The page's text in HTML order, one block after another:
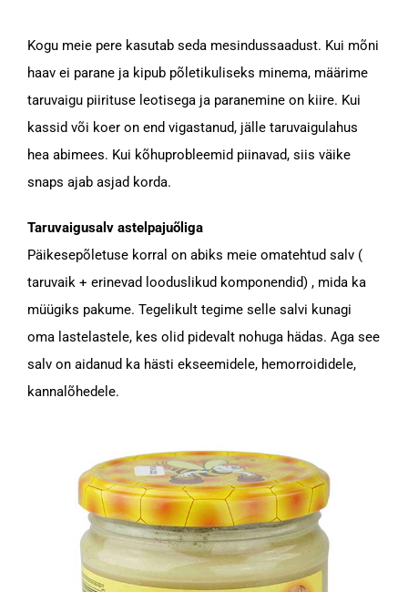
Kogu meie pere kasutab seda mesindussaadust. Kui mõni
haav ei parane ja kipub põletikuliseks minema, määrime
taruvaigu piirituse leotisega ja paranemine on kiire. Kui
kassid või koer on end vigastanud, jälle taruvaigulahus
hea abimees. Kui kõhuprobleemid piinavad, siis väike
snaps ajab asjad korda.
Taruvaigusalv astelpajuõliga
Päikesepõletuse korral on abiks meie omatehtud salv (
taruvaik + erinevad looduslikud komponendid) , mida ka
müügiks pakume. Tegelikult tegime selle salvi kunagi
oma lastelastele, kes olid pidevalt nohuga hädas. Aga see
salv on aidanud ka hästi ekseemidele, hemorroididele,
kannalõhedele.